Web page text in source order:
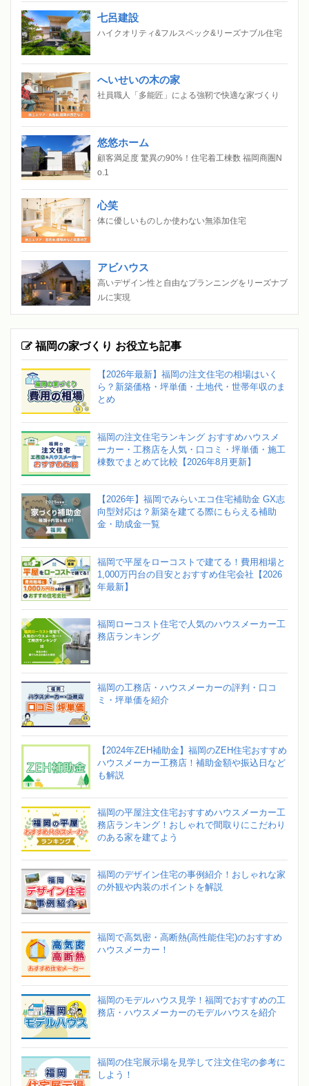
七呂建設
ハイクオリティ&フルスペック&リーズナブル住宅
へいせいの木の家
社員職人「多能匠」による強靭で快適な家づくり
悠悠ホーム
顧客満足度 驚異の90%！住宅着工棟数 福岡商圏N
o.1
心笑
体に優しいものしか使わない無添加住宅
アビハウス
高いデザイン性と自由なプランニングをリーズナブ
ルに実現
福岡の家づくり お役立ち記事
【2026年最新】福岡の注文住宅の相場はいく
ら？新築価格・坪単価・土地代・世帯年収のま
とめ
福岡の注文住宅ランキング おすすめハウスメ
ーカー・工務店を人気・口コミ・坪単価・施工
棟数でまとめて比較【2026年8月更新】
【2026年】福岡でみらいエコ住宅補助金 GX志
向型対応は？新築を建てる際にもらえる補助
金・助成金一覧
福岡で平屋をローコストで建てる！費用相場と
1,000万円台の目安とおすすめ住宅会社【2026
年最新】
福岡ローコスト住宅で人気のハウスメーカー工
務店ランキング
福岡の工務店・ハウスメーカーの評判・口コ
ミ・坪単価を紹介
【2024年ZEH補助金】福岡のZEH住宅おすすめ
ハウスメーカー工務店！補助金額や振込日など
も解説
福岡の平屋注文住宅おすすめハウスメーカー工
務店ランキング！おしゃれで間取りにこだわり
のある家を建てよう
福岡のデザイン住宅の事例紹介！おしゃれな家
の外観や内装のポイントを解説
福岡で高気密・高断熱(高性能住宅)のおすすめ
ハウスメーカー！
福岡のモデルハウス見学！福岡でおすすめの工
務店・ハウスメーカーのモデルハウスを紹介
福岡の住宅展示場を見学して注文住宅の参考に
しよう！